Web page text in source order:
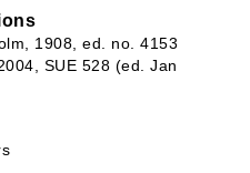
1908, ed. no. 4153
SUE 528 (ed. Jan